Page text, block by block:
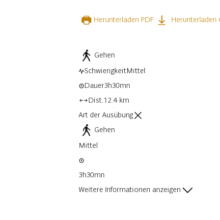
Herunterladen PDF Herunterladen
Gehen
SchwierigkeitMittel
Dauer3h30mn
Dist.12.4 km
Art der Ausübung
Gehen
Mittel
3h30mn
Weitere Informationen anzeigen